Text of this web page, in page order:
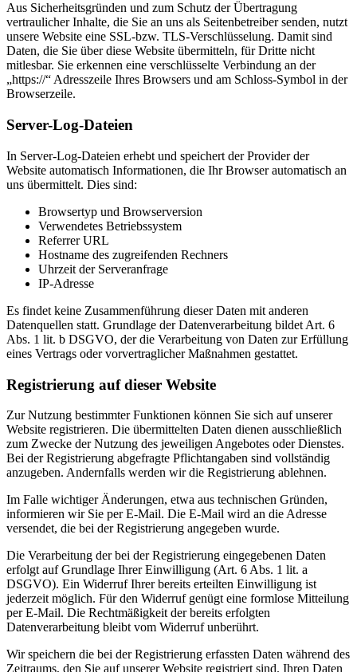
Aus Sicherheitsgründen und zum Schutz der Übertragung
vertraulicher Inhalte, die Sie an uns als Seitenbetreiber senden, nutzt
unsere Website eine SSL-bzw. TLS-Verschlüsselung. Damit sind
Daten, die Sie über diese Website übermitteln, für Dritte nicht
mitlesbar. Sie erkennen eine verschlüsselte Verbindung an der
„https://“ Adresszeile Ihres Browsers und am Schloss-Symbol in der
Browserzeile.
Server-Log-Dateien
In Server-Log-Dateien erhebt und speichert der Provider der
Website automatisch Informationen, die Ihr Browser automatisch an
uns übermittelt. Dies sind:
Browsertyp und Browserversion
Verwendetes Betriebssystem
Referrer URL
Hostname des zugreifenden Rechners
Uhrzeit der Serveranfrage
IP-Adresse
Es findet keine Zusammenführung dieser Daten mit anderen
Datenquellen statt. Grundlage der Datenverarbeitung bildet Art. 6
Abs. 1 lit. b DSGVO, der die Verarbeitung von Daten zur Erfüllung
eines Vertrags oder vorvertraglicher Maßnahmen gestattet.
Registrierung auf dieser Website
Zur Nutzung bestimmter Funktionen können Sie sich auf unserer
Website registrieren. Die übermittelten Daten dienen ausschließlich
zum Zwecke der Nutzung des jeweiligen Angebotes oder Dienstes.
Bei der Registrierung abgefragte Pflichtangaben sind vollständig
anzugeben. Andernfalls werden wir die Registrierung ablehnen.
Im Falle wichtiger Änderungen, etwa aus technischen Gründen,
informieren wir Sie per E-Mail. Die E-Mail wird an die Adresse
versendet, die bei der Registrierung angegeben wurde.
Die Verarbeitung der bei der Registrierung eingegebenen Daten
erfolgt auf Grundlage Ihrer Einwilligung (Art. 6 Abs. 1 lit. a
DSGVO). Ein Widerruf Ihrer bereits erteilten Einwilligung ist
jederzeit möglich. Für den Widerruf genügt eine formlose Mitteilung
per E-Mail. Die Rechtmäßigkeit der bereits erfolgten
Datenverarbeitung bleibt vom Widerruf unberührt.
Wir speichern die bei der Registrierung erfassten Daten während des
Zeitraums, den Sie auf unserer Website registriert sind. Ihren Daten